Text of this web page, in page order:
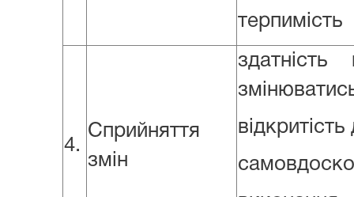
терпимість
4.
Сприйняття
змін